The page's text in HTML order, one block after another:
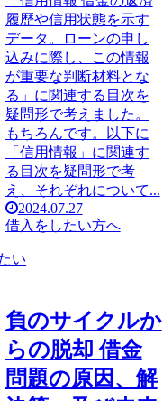
履歴や信用状態を示す
データ。ローンの申し
込みに際し、この情報
が重要な判断材料とな
る」に関連する目次を
疑問形で考えました。
もちろんです。以下に
「信用情報」に関連す
る目次を疑問形で考
え、それぞれについて...
2024.07.27
借入をしたい方へ
い
負のサイクルか
らの脱却 借金
問題の原因、解